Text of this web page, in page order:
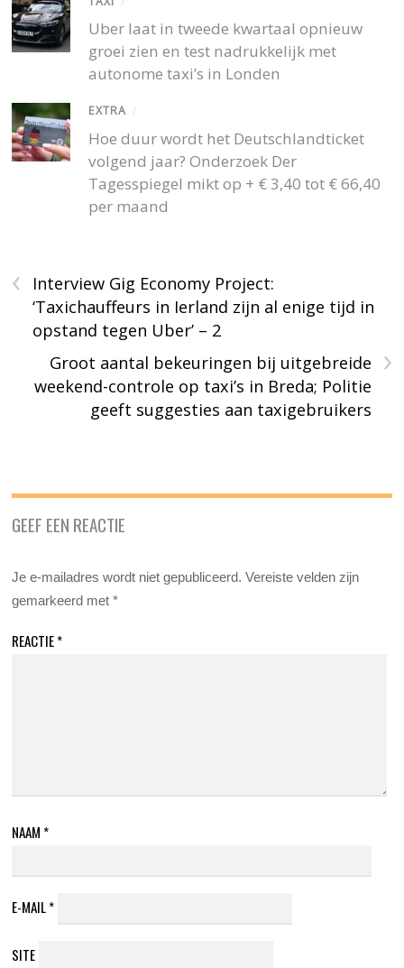
Uber laat in tweede kwartaal opnieuw
groei zien en test nadrukkelijk met
autonome taxi’s in Londen
EXTRA /
Hoe duur wordt het Deutschlandticket
volgend jaar? Onderzoek Der
Tagesspiegel mikt op + € 3,40 tot € 66,40
per maand
‹
Interview Gig Economy Project:
‘Taxichauffeurs in Ierland zijn al enige tijd in
opstand tegen Uber’ – 2
›
Groot aantal bekeuringen bij uitgebreide
weekend-controle op taxi’s in Breda; Politie
geeft suggesties aan taxigebruikers
GEEF EEN REACTIE
Je e-mailadres wordt niet gepubliceerd. Vereiste velden zijn
gemarkeerd met*
REACTIE*
NAAM *
E-MAIL*
SITE